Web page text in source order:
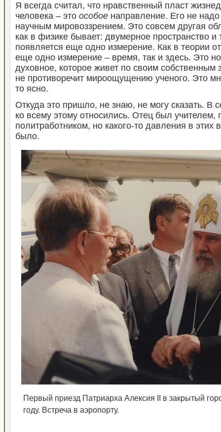
Я всегда считал, что нравственный пласт
человека – это особое направление. Его не
научным мировоззрением. Это совсем другая
как в физике бывает: двумерное пространство и
появляется еще одно измерение. Как в теории
еще одно измерение – время, так и здесь. Это
духовное, которое живет по своим собственным
не противоречит мироощущению ученого. Это
то ясно.
Откуда это пришло, не знаю, не могу сказать. В
ко всему этому относились. Отец был
политработником, но какого-то давления в этих
было.
Первый приезд Патриарха Алексия II в закрытый
году. Встреча в аэропорту.